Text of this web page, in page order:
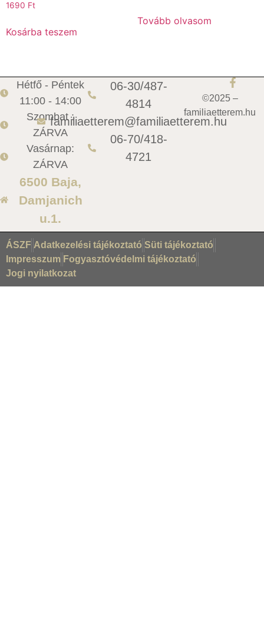
1690 Ft
Kosárba teszem
Tovább olvasom
Hétfő - Péntek
11:00 - 14:00
Szombat :
ZÁRVA
Vasárnap:
ZÁRVA
6500 Baja,
Damjanich
u.1.
06-30/487-
4814
familiaetterem@familiaetterem.hu
06-70/418-
4721
©2025 –
familiaetterem.hu
ÁSZF Adatkezelési tájékoztató Süti tájékoztató
Impresszum Fogyasztóvédelmi tájékoztató
Jogi nyilatkozat